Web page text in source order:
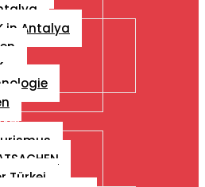
in Antalya
Türkei